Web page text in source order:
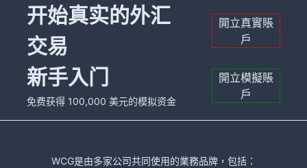
开始真实的外汇
交易
開立真實賬
戶
新手入门
免费获得 100,000 美元的模拟资金
開立模擬賬
戶
WCG是由多家公司共同使用的業務品牌，包括：